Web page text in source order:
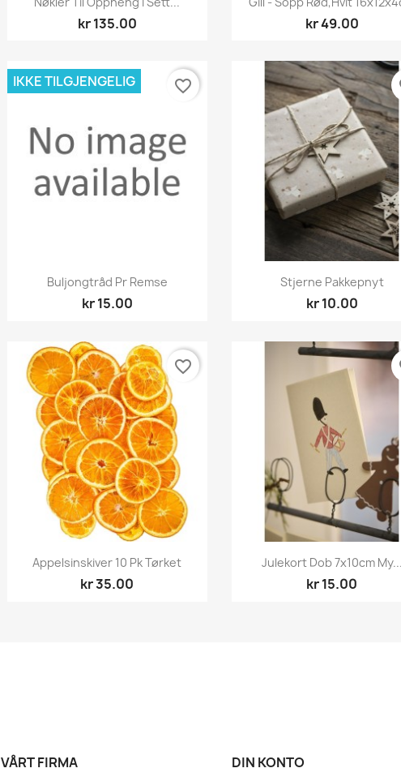
kr 135.00 kr 49.00
Hurtigvisning
Buljongtråd Pr Remse
kr 15.00
IKKE TILGJENGELIG favorite_border
Hurtigvisning
Stjerne Pakkepnyt
kr 10.00
Hurtigvisning
Appelsinskiver 10 Pk Tørket
kr 35.00
favorite_border
Hurtigvisning
Julekort Dob 7x10cm My...
kr 15.00
VÅRT FIRMA DIN KONTO